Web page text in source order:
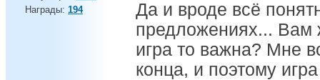
Награды: 194
Да и вроде всё
предложениях... Вам
игра то важна? Мне
конца, и поэтому